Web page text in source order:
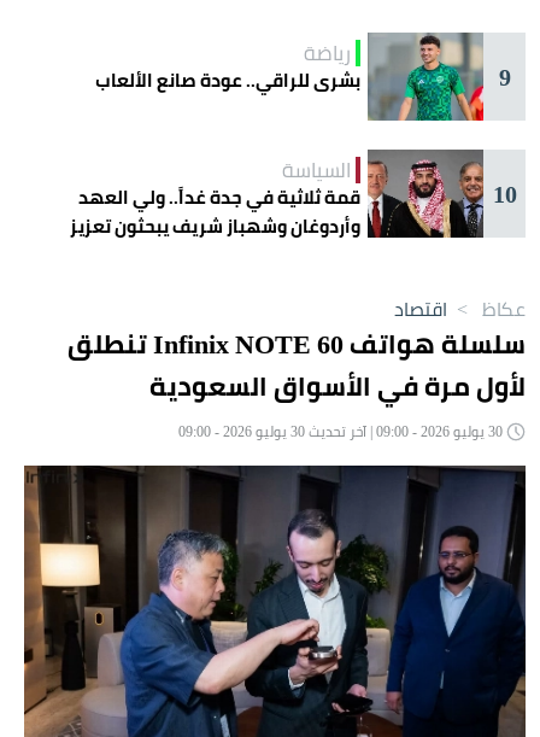
9
رياضة
بشرى للراقي.. عودة صانع الألعاب
10
السياسة
قمة ثلاثية في جدة غداً.. ولي العهد
وأردوغان وشهباز شريف يبحثون تعزيز
عكاظ > اقتصاد
سلسلة هواتف Infinix NOTE 60 تنطلق
لأول مرة في الأسواق السعودية